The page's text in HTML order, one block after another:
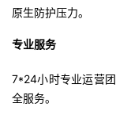
原生防护压力。
专业服务
7*24小时专业运营
全服务。